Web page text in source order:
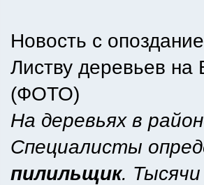
Новость с
Листву деревьев на
(ФОТО)
На деревьях в
Специалисты
пилильщик.